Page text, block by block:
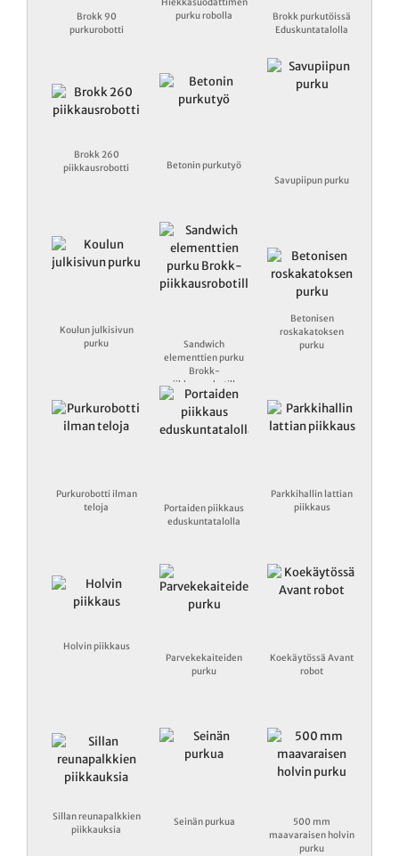
Brokk 90
purkurobotti
purku robolla
Brokk purkutöissä
Eduskuntatalolla
Brokk 260
piikkausrobotti
Betonin purkutyö
Savupiipun purku
Koulun julkisivun
purku
Sandwich
elementtien purku
Brokk-
piikkausrobotilla
Betonisen
roskakatoksen
purku
Purkurobotti ilman
teloja
Portaiden piikkaus
eduskuntatalolla
Parkkihallin lattian
piikkaus
Holvin piikkaus
Parvekekaiteiden
purku
Koekäytössä Avant
robot
Sillan reunapalkkien
piikkauksia
Seinän purkua
500 mm
maavaraisen holvin
purku